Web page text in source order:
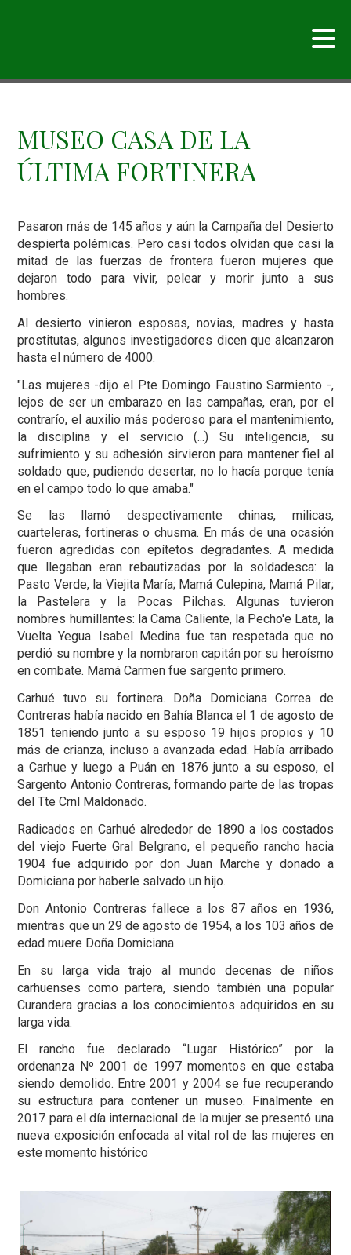
MUSEO CASA DE LA
ÚLTIMA FORTINERA
Pasaron más de 145 años y aún la Campaña del Desierto
despierta polémicas. Pero casi todos olvidan que casi la
mitad de las fuerzas de frontera fueron mujeres que
dejaron todo para vivir, pelear y morir junto a sus
hombres.
Al desierto vinieron esposas, novias, madres y hasta
prostitutas, algunos investigadores dicen que alcanzaron
hasta el número de 4000.
"Las mujeres -dijo el Pte Domingo Faustino Sarmiento -,
lejos de ser un embarazo en las campañas, eran, por el
contrarío, el auxilio más poderoso para el mantenimiento,
la disciplina y el servicio (...) Su inteligencia, su
sufrimiento y su adhesión sirvieron para mantener fiel al
soldado que, pudiendo desertar, no lo hacía porque tenía
en el campo todo lo que amaba."
Se las llamó despectivamente chinas, milicas,
cuarteleras, fortineras o chusma. En más de una ocasión
fueron agredidas con epítetos degradantes. A medida
que llegaban eran rebautizadas por la soldadesca: la
Pasto Verde, la Viejita María; Mamá Culepina, Mamá Pilar;
la Pastelera y la Pocas Pilchas. Algunas tuvieron
nombres humillantes: la Cama Caliente, la Pecho'e Lata, la
Vuelta Yegua. Isabel Medina fue tan respetada que no
perdió su nombre y la nombraron capitán por su heroísmo
en combate. Mamá Carmen fue sargento primero.
Carhué tuvo su fortinera. Doña Domiciana Correa de
Contreras había nacido en Bahía Blanca el 1 de agosto de
1851 teniendo junto a su esposo 19 hijos propios y 10
más de crianza, incluso a avanzada edad. Había arribado
a Carhue y luego a Puán en 1876 junto a su esposo, el
Sargento Antonio Contreras, formando parte de las tropas
del Tte Crnl Maldonado.
Radicados en Carhué alrededor de 1890 a los costados
del viejo Fuerte Gral Belgrano, el pequeño rancho hacia
1904 fue adquirido por don Juan Marche y donado a
Domiciana por haberle salvado un hijo.
Don Antonio Contreras fallece a los 87 años en 1936,
mientras que un 29 de agosto de 1954, a los 103 años de
edad muere Doña Domiciana.
En su larga vida trajo al mundo decenas de niños
carhuenses como partera, siendo también una popular
Curandera gracias a los conocimientos adquiridos en su
larga vida.
El rancho fue declarado “Lugar Histórico” por la
ordenanza Nº 2001 de 1997 momentos en que estaba
siendo demolido. Entre 2001 y 2004 se fue recuperando
su estructura para contener un museo. Finalmente en
2017 para el día internacional de la mujer se presentó una
nueva exposición enfocada al vital rol de las mujeres en
este momento histórico